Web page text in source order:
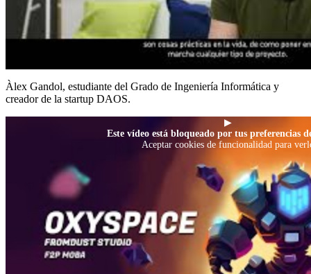
Àlex Gandol, estudiante del Grado de Ingeniería Informática y
creador de la startup DAOS.
▶
Este vídeo está bloqueado por tus preferencias
Aceptar cookies de funcionalidad para